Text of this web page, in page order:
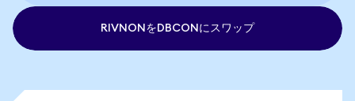
RIVNONをDBCONにスワップ